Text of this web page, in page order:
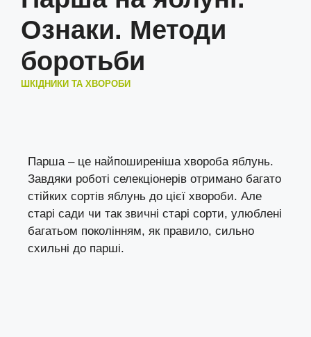
Ознаки. Методи
боротьби
ШКІДНИКИ ТА ХВОРОБИ
Парша – це найпоширеніша хвороба яблунь.
Завдяки роботі селекціонерів отримано багато
стійких сортів яблунь до цієї хвороби. Але
старі сади чи так звичні старі сорти, улюблені
багатьом поколінням, як правило, сильно
схильні до парші.